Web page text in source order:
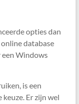
opties dan
database
Windows
is een
Er zijn wel